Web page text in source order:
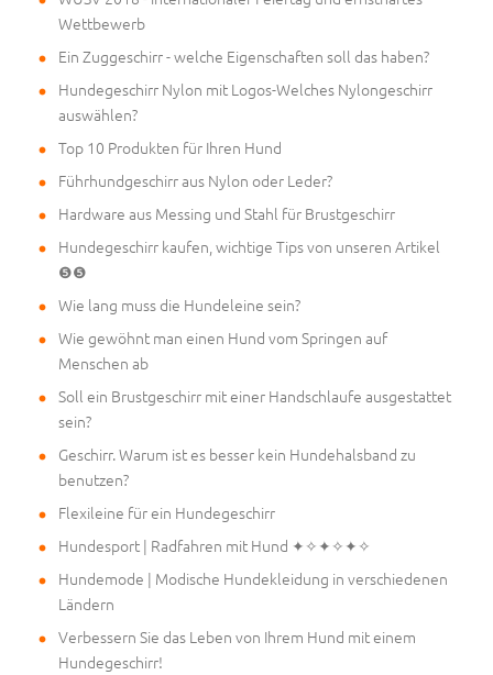
Wettbewerb
Ein Zuggeschirr - welche Eigenschaften soll das haben?
Hundegeschirr Nylon mit Logos-Welches Nylongeschirr
auswählen?
Top 10 Produkten für Ihren Hund
Führhundgeschirr aus Nylon oder Leder?
Hardware aus Messing und Stahl für Brustgeschirr
Hundegeschirr kaufen, wichtige Tips von unseren Artikel
❺❺
Wie lang muss die Hundeleine sein?
Wie gewöhnt man einen Hund vom Springen auf
Menschen ab
Soll ein Brustgeschirr mit einer Handschlaufe ausgestattet
sein?
Geschirr. Warum ist es besser kein Hundehalsband zu
benutzen?
Flexileine für ein Hundegeschirr
Hundesport | Radfahren mit Hund ✦✧✦✧✦✧
Hundemode | Modische Hundekleidung in verschiedenen
Ländern
Verbessern Sie das Leben von Ihrem Hund mit einem
Hundegeschirr!